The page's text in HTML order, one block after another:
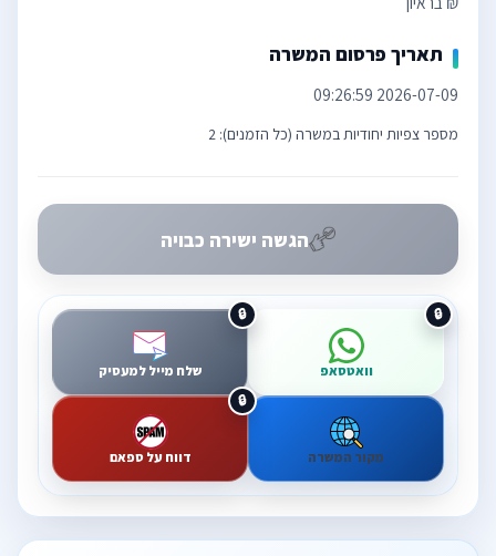
תאריך פרסום המשרה
2026-07-09 09:26:59
מספר צפיות יחודיות במשרה (כל הזמנים): 2
הגשה ישירה כבויה
וואטסאפ שלח מייל למעסיק
מקור המשרה דווח על ספאם